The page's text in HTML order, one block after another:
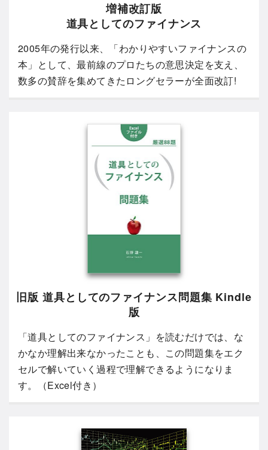
増補改訂版
道具としてのファイナンス
2005年の発行以来、「わかりやすいファイナンスの
本」として、最前線のプロたちの意思決定を支え、
数多の賛辞を集めてきたロングセラーが全面改訂!
旧版 道具としてのファイナンス問題集 Kindle
版
「道具としてのファイナンス」を読むだけでは、な
かなか理解出来なかったことも、この問題集をエク
セルで解いていく過程で理解できるようになりま
す。（Excel付き）